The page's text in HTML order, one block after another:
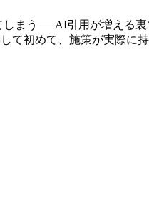
まう — AI引用が増える裏
て初めて、施策が実際に